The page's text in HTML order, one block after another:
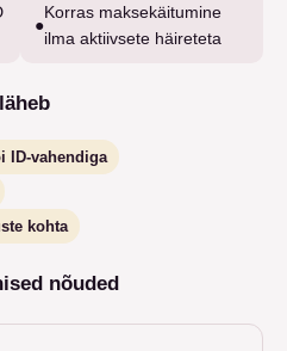
●
Korras maksekäitumine
ilma aktiivsete häireteta
ID-vahendiga
kohta
nõuded